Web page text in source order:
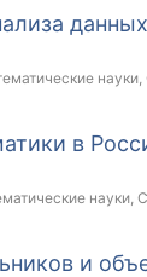
науки,
в
науки,
и